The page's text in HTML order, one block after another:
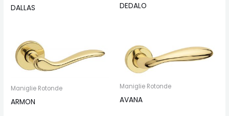
DALLAS DEDALO
Maniglie Rotonde
ARMON
Maniglie Rotonde
AVANA